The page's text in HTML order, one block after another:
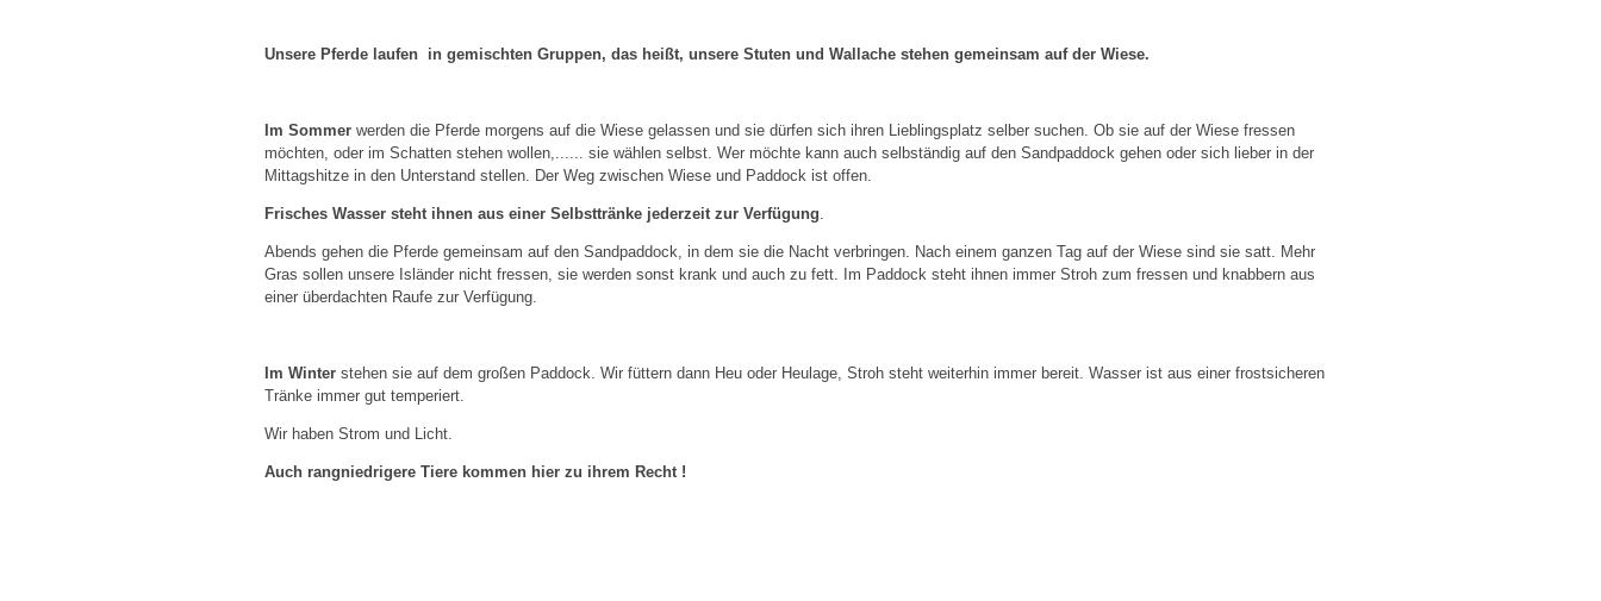
Unsere Pferde laufen in gemischten Gruppen, das heißt, unsere Stuten und Wallache stehen gemeinsam auf der Wiese.
Im Sommer werden die Pferde morgens auf die Wiese gelassen und sie dürfen sich ihren Lieblingsplatz selber suchen. Ob sie auf der Wiese fressen
möchten, oder im Schatten stehen wollen,...... sie wählen selbst. Wer möchte kann auch selbständig auf den Sandpaddock gehen oder sich lieber in der
Mittagshitze in den Unterstand stellen. Der Weg zwischen Wiese und Paddock ist offen.
Frisches Wasser steht ihnen aus einer Selbsttränke jederzeit zur Verfügung.
Abends gehen die Pferde gemeinsam auf den Sandpaddock, in dem sie die Nacht verbringen. Nach einem ganzen Tag auf der Wiese sind sie satt. Mehr
Gras sollen unsere Isländer nicht fressen, sie werden sonst krank und auch zu fett. Im Paddock steht ihnen immer Stroh zum fressen und knabbern aus
einer überdachten Raufe zur Verfügung.
Im Winter stehen sie auf dem großen Paddock. Wir füttern dann Heu oder Heulage, Stroh steht weiterhin immer bereit. Wasser ist aus einer frostsicheren
Tränke immer gut temperiert.
Wir haben Strom und Licht.
Auch rangniedrigere Tiere kommen hier zu ihrem Recht !